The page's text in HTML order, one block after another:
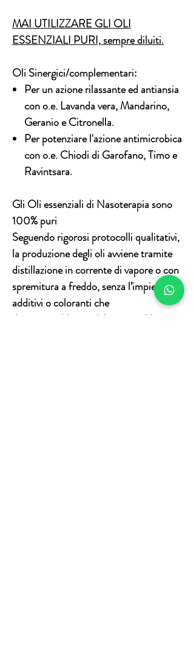
MAI UTILIZZARE GLI OLI
ESSENZIALI PURI, sempre diluiti.
Oli Sinergici/complementari:
Per un azione rilassante ed antiansia
con o.e. Lavanda vera, Mandarino,
Geranio e Citronella.
Per potenziare l'azione antimicrobica
con o.e. Chiodi di Garofano, Timo e
Ravintsara.
Gli Oli essenziali di Nasoterapia sono
100% puri
Seguendo rigorosi protocolli qualitativi,
la produzione degli oli avviene tramite
distillazione in corrente di vapore o con
spremitura a freddo, senza l’impiego di
additivi o coloranti che
danneggerebbero i delicati equilibri